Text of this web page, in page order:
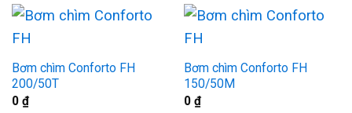
Bơm chìm Conforto FH
200/50T
0 ₫
Bơm chìm Conforto FH
150/50M
0 ₫